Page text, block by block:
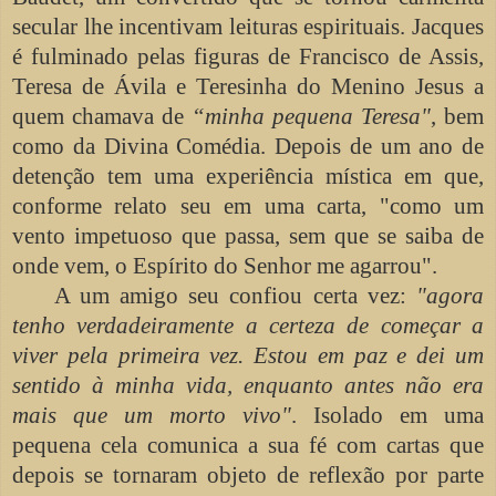
secular lhe incentivam leituras espirituais. Jacques
é fulminado pelas figuras de Francisco de Assis,
Teresa de Ávila e Teresinha do Menino Jesus a
quem chamava de “minha pequena Teresa", bem
como da Divina Comédia. Depois de um ano de
detenção tem uma experiência mística em que,
conforme relato seu em uma carta, "como um
vento impetuoso que passa, sem que se saiba de
onde vem, o Espírito do Senhor me agarrou".
A um amigo seu confiou certa vez: "agora
tenho verdadeiramente a certeza de começar a
viver pela primeira vez. Estou em paz e dei um
sentido à minha vida, enquanto antes não era
mais que um morto vivo". Isolado em uma
pequena cela comunica a sua fé com cartas que
depois se tornaram objeto de reflexão por parte